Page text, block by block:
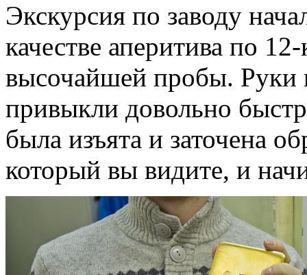
Экскурсия по заводу
качестве аперитива по
высочайшей пробы. Руки
привыкли довольно
была изъята и заточена
который вы видите, и